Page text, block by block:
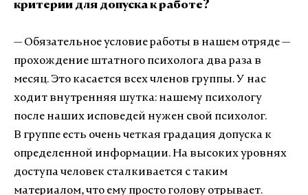
критерии для допуска к работе?
— Обязательное условие работы в нашем отряде —
прохождение штатного психолога два раза в
месяц. Это касается всех членов группы. У нас
ходит внутренняя шутка: нашему психологу
после наших исповедей нужен свой психолог.
В группе есть очень четкая градация допуска к
определенной информации. На высоких уровнях
доступа человек сталкивается с таким
материалом, что ему просто голову отрывает.